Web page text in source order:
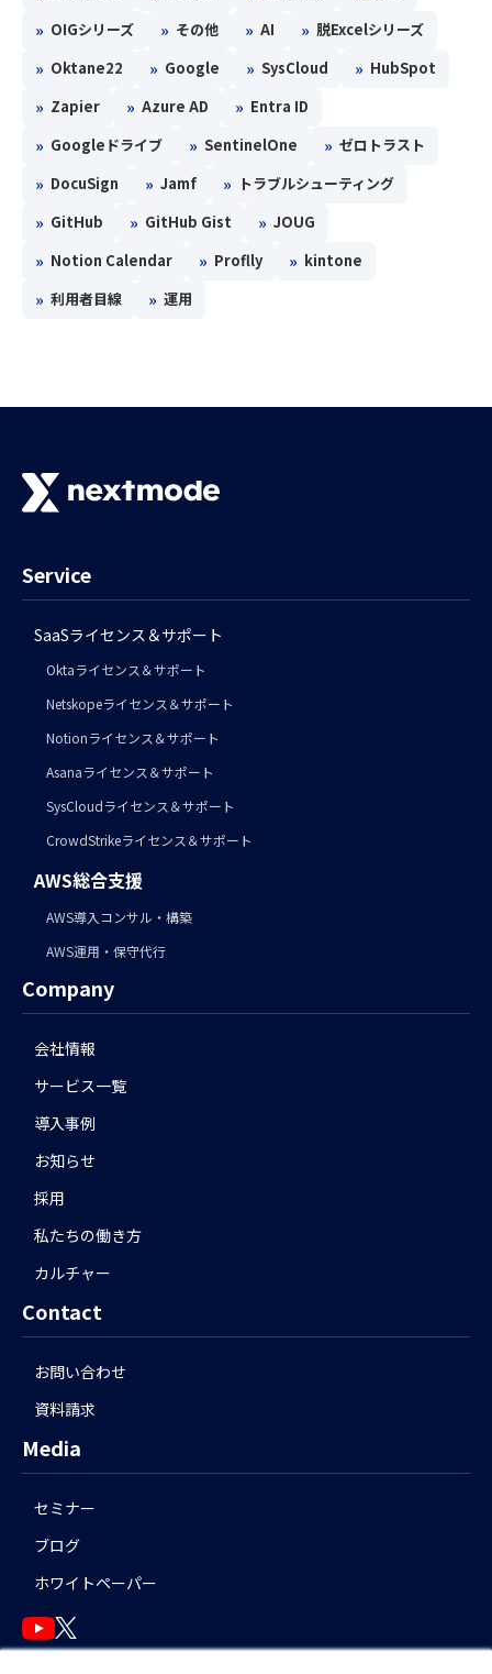
» OIGシリーズ » その他 » AI » 脱Excelシリーズ
» Oktane22 » Google » SysCloud » HubSpot
» Zapier » Azure AD » Entra ID
» Googleドライブ » SentinelOne » ゼロトラスト
» DocuSign » Jamf » トラブルシューティング
» GitHub » GitHub Gist » JOUG
» Notion Calendar » Proflly » kintone
» 利用者目線 » 運用
Service
SaaSライセンス＆サポート
Oktaライセンス＆サポート
Netskopeライセンス＆サポート
Notionライセンス＆サポート
Asanaライセンス＆サポート
SysCloudライセンス＆サポート
CrowdStrikeライセンス＆サポート
AWS総合支援
AWS導入コンサル・構築
AWS運用・保守代行
Company
会社情報
サービス一覧
導入事例
お知らせ
採用
私たちの働き方
カルチャー
Contact
お問い合わせ
資料請求
Media
セミナー
ブログ
ホワイトペーパー